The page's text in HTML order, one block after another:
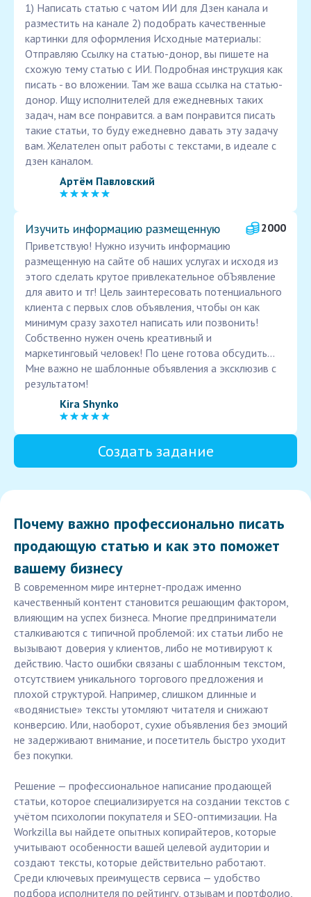
1) Написать статью с чатом ИИ для Дзен канала и
разместить на канале 2) подобрать качественные
картинки для оформления Исходные материалы:
Отправляю Ссылку на статью-донор, вы пишете на
схожую тему статью с ИИ. Подробная инструкция как
писать - во вложении. Там же ваша ссылка на статью-
донор. Ищу исполнителей для ежедневных таких
задач, нам все понравится. а вам понравится писать
такие статьи, то буду ежедневно давать эту задачу
вам. Желателен опыт работы с текстами, в идеале с
дзен каналом.
Артём Павловский
Изучить информацию размещенную
2000
Приветствую! Нужно изучить информацию
размещенную на сайте об наших услугах и исходя из
этого сделать крутое привлекательное обЪявление
для авито и тг! Цель заинтересовать потенциального
клиента с первых слов объявления, чтобы он как
минимум сразу захотел написать или позвонить!
Собственно нужен очень креативный и
маркетинговый человек! По цене готова обсудить...
Мне важно не шаблонные объявления а эксклюзив с
результатом!
Kira Shynko
Создать задание
Почему важно профессионально писать
продающую статью и как это поможет
вашему бизнесу
В современном мире интернет-продаж именно
качественный контент становится решающим фактором,
влияющим на успех бизнеса. Многие предприниматели
сталкиваются с типичной проблемой: их статьи либо не
вызывают доверия у клиентов, либо не мотивируют к
действию. Часто ошибки связаны с шаблонным текстом,
отсутствием уникального торгового предложения и
плохой структурой. Например, слишком длинные и
«водянистые» тексты утомляют читателя и снижают
конверсию. Или, наоборот, сухие объявления без эмоций
не задерживают внимание, и посетитель быстро уходит
без покупки.
Решение — профессиональное написание продающей
статьи, которое специализируется на создании текстов с
учётом психологии покупателя и SEO-оптимизации. На
Workzilla вы найдете опытных копирайтеров, которые
учитывают особенности вашей целевой аудитории и
создают тексты, которые действительно работают.
Среди ключевых преимуществ сервиса — удобство
подбора исполнителя по рейтингу, отзывам и портфолио,